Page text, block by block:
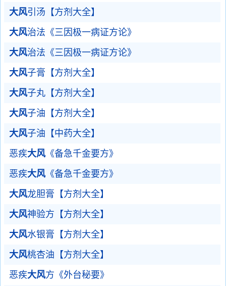
大风引汤【方剂大全】
大风治法《三因极一病证方论》
大风治法《三因极一病证方论》
大风子膏【方剂大全】
大风子丸【方剂大全】
大风子油【方剂大全】
大风子油【中药大全】
恶疾大风《备急千金要方》
恶疾大风《备急千金要方》
大风龙胆膏【方剂大全】
大风神验方【方剂大全】
大风水银膏【方剂大全】
大风桃杏油【方剂大全】
恶疾大风方《外台秘要》